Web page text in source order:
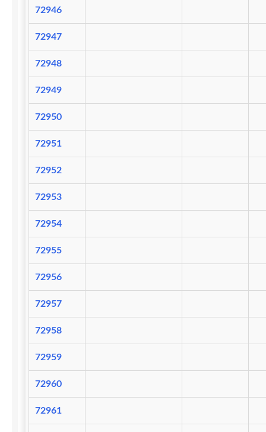
72946
72947
72948
72949
72950
72951
72952
72953
72954
72955
72956
72957
72958
72959
72960
72961